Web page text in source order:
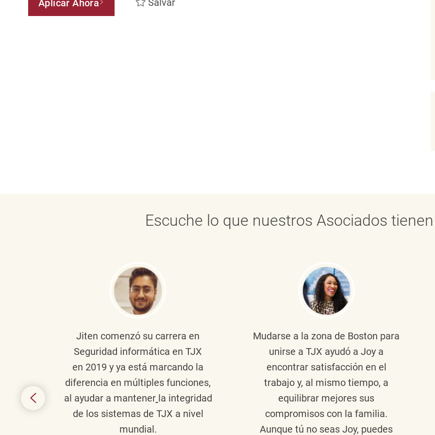
Aplicar Ahora Salvar
Escuche lo que nuestros Asociados
Jiten comenzó su carrera en
Seguridad informática en TJX
en 2019 y ya está marcando la
diferencia en múltiples funciones,
al ayudar a mantener la integridad
de los sistemas de TJX a nivel
mundial.
Mudarse a la zona de Boston para
unirse a TJX ayudó a Joy a
encontrar satisfacción en el
trabajo y, al mismo tiempo, a
equilibrar mejores sus
compromisos con la familia.
Aunque tú no seas Joy, puedes